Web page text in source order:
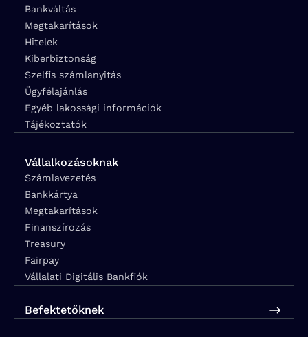
Bankváltás
Megtakarítások
Hitelek
Kiberbiztonság
Szelfis számlanyitás
Ügyfélajánlás
Egyéb lakossági információk
Tájékoztatók
Vállalkozásoknak
Számlavezetés
Bankkártya
Megtakarítások
Finanszírozás
Treasury
Fairpay
Vállalati Digitális Bankfiók
Befektetőknek